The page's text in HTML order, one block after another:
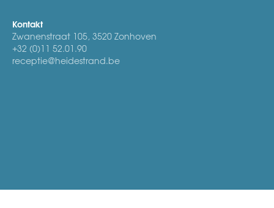
Kontakt
Zwanenstraat 105, 3520 Zonhoven
+32 (0)11 52.01.90
receptie@heidestrand.be